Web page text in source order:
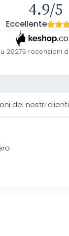
4.9/5
Eccellente
26275 recensioni
dei nostri